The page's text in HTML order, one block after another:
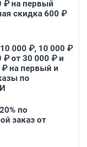
₽ на первый
скидка 600 ₽
000 ₽, 10 000 ₽
₽ от 30 000 ₽ и
на первый и
по
по
заказ от